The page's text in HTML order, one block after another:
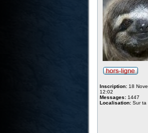
Inscription:18
12:02
Messages:1447
Localisation:Sur ta